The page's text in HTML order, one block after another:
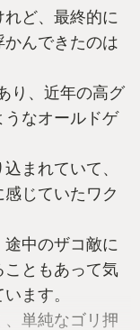
ど、最終的に
んできたのは
り、近年の高グ
うなオールドゲ
まれていて、
じていたワク
中のザコ敵に
こともあって気
ます。
単純なゴリ押